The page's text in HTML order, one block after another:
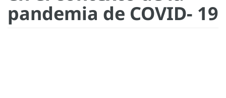
pandemia de COVID- 19